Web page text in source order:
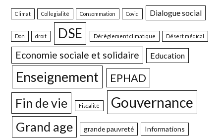
Climat Collegialité Consommation Covid Dialogue social
Don droit DSE Dérèglement climatique Désert médical
Economie sociale et solidaire Education
Enseignement EPHAD
Fin de vie Fiscalité Gouvernance
Grand age grande pauvreté Informations